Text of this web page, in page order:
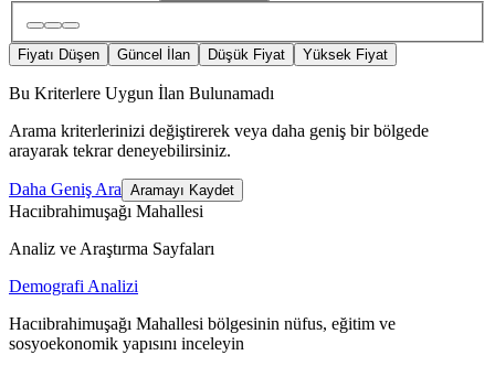
Fiyatı Düşen Güncel İlan Düşük Fiyat Yüksek Fiyat
Bu Kriterlere Uygun İlan Bulunamadı
Arama kriterlerinizi değiştirerek veya daha geniş bir bölgede
arayarak tekrar deneyebilirsiniz.
Daha Geniş Ara Aramayı Kaydet
Hacıibrahimuşağı Mahallesi
Analiz ve Araştırma Sayfaları
Demografi Analizi
Hacıibrahimuşağı Mahallesi bölgesinin nüfus, eğitim ve
sosyoekonomik yapısını inceleyin